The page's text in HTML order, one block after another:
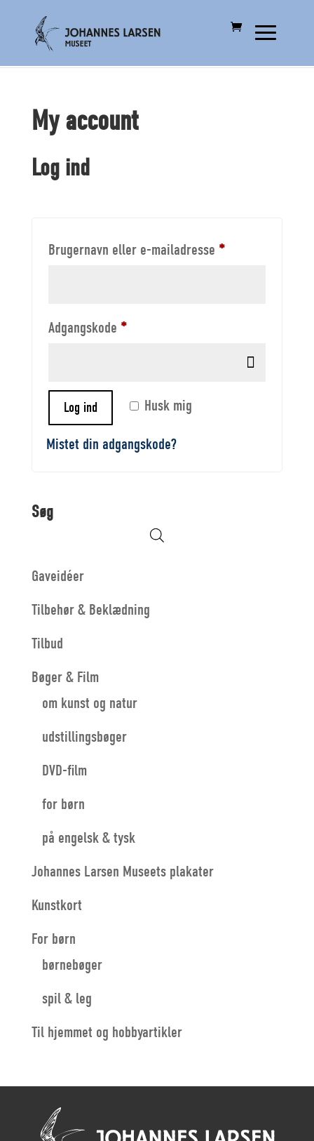
My account
Log ind
Brugernavn eller e-mailadresse *
Adgangskode *
Husk mig
Log ind
Mistet din adgangskode?
Søg
Gaveidéer
Tilbehør & Beklædning
Tilbud
Bøger & Film
om kunst og natur
udstillingsbøger
DVD-film
for børn
på engelsk & tysk
Johannes Larsen Museets plakater
Kunstkort
For børn
børnebøger
spil & leg
Til hjemmet og hobbyartikler